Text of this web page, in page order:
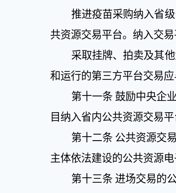
推进疫苗采购纳入省
共资源交易平台。纳入交
采取挂牌、拍卖及其
和运行的第三方平台交易
第十一条 鼓励中央企
目纳入省内公共资源交易平
第十二条 公共资源交
主体依法建设的公共资源
第十三条 进场交易的